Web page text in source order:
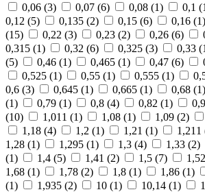
0,06 (3) 0,07 (6) 0,08 (1) 0,1
0,12 (5) 0,135 (2) 0,15 (6) 0,16 (1)
(15)
0,22 (3) 0,23 (2) 0,26 (6)
0,315 (1) 0,32 (6) 0,325 (3) 0,33
(5)
0,46 (1) 0,465 (1) 0,47 (6)
0,525 (1) 0,55 (1) 0,555 (1)
0,6 (3) 0,645 (1) 0,665 (1) 0,68 (1)
(1)
0,79 (1) 0,8 (4) 0,82 (1) 0,9
(10)
1,011 (1) 1,08 (1) 1,09 (2)
1,18 (4) 1,2 (1) 1,21 (1) 1,211
1,28 (1) 1,295 (1) 1,3 (4) 1,33 (2)
(1)
1,4 (5) 1,41 (2) 1,5 (7) 1,52
1,68 (1) 1,78 (2) 1,8 (1) 1,86 (1)
(1)
1,935 (2) 10 (1) 10,14 (1)